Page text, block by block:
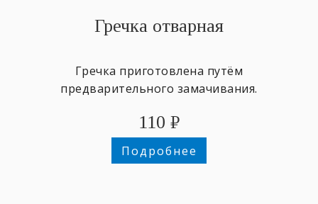
Гречка отварная
Гречка приготовлена путём
предварительного замачивания.
110 ₽
Подробнее